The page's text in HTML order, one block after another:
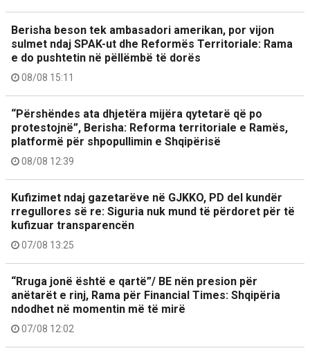
Berisha beson tek ambasadori amerikan, por vijon
sulmet ndaj SPAK-ut dhe Reformës Territoriale: Rama
e do pushtetin në pëllëmbë të dorës
08/08 15:11
“Përshëndes ata dhjetëra mijëra qytetarë që po
protestojnë”, Berisha: Reforma territoriale e Ramës,
platformë për shpopullimin e Shqipërisë
08/08 12:39
Kufizimet ndaj gazetarëve në GJKKO, PD del kundër
rregullores së re: Siguria nuk mund të përdoret për të
kufizuar transparencën
07/08 13:25
“Rruga jonë është e qartë”/ BE nën presion për
anëtarët e rinj, Rama për Financial Times: Shqipëria
ndodhet në momentin më të mirë
07/08 12:02